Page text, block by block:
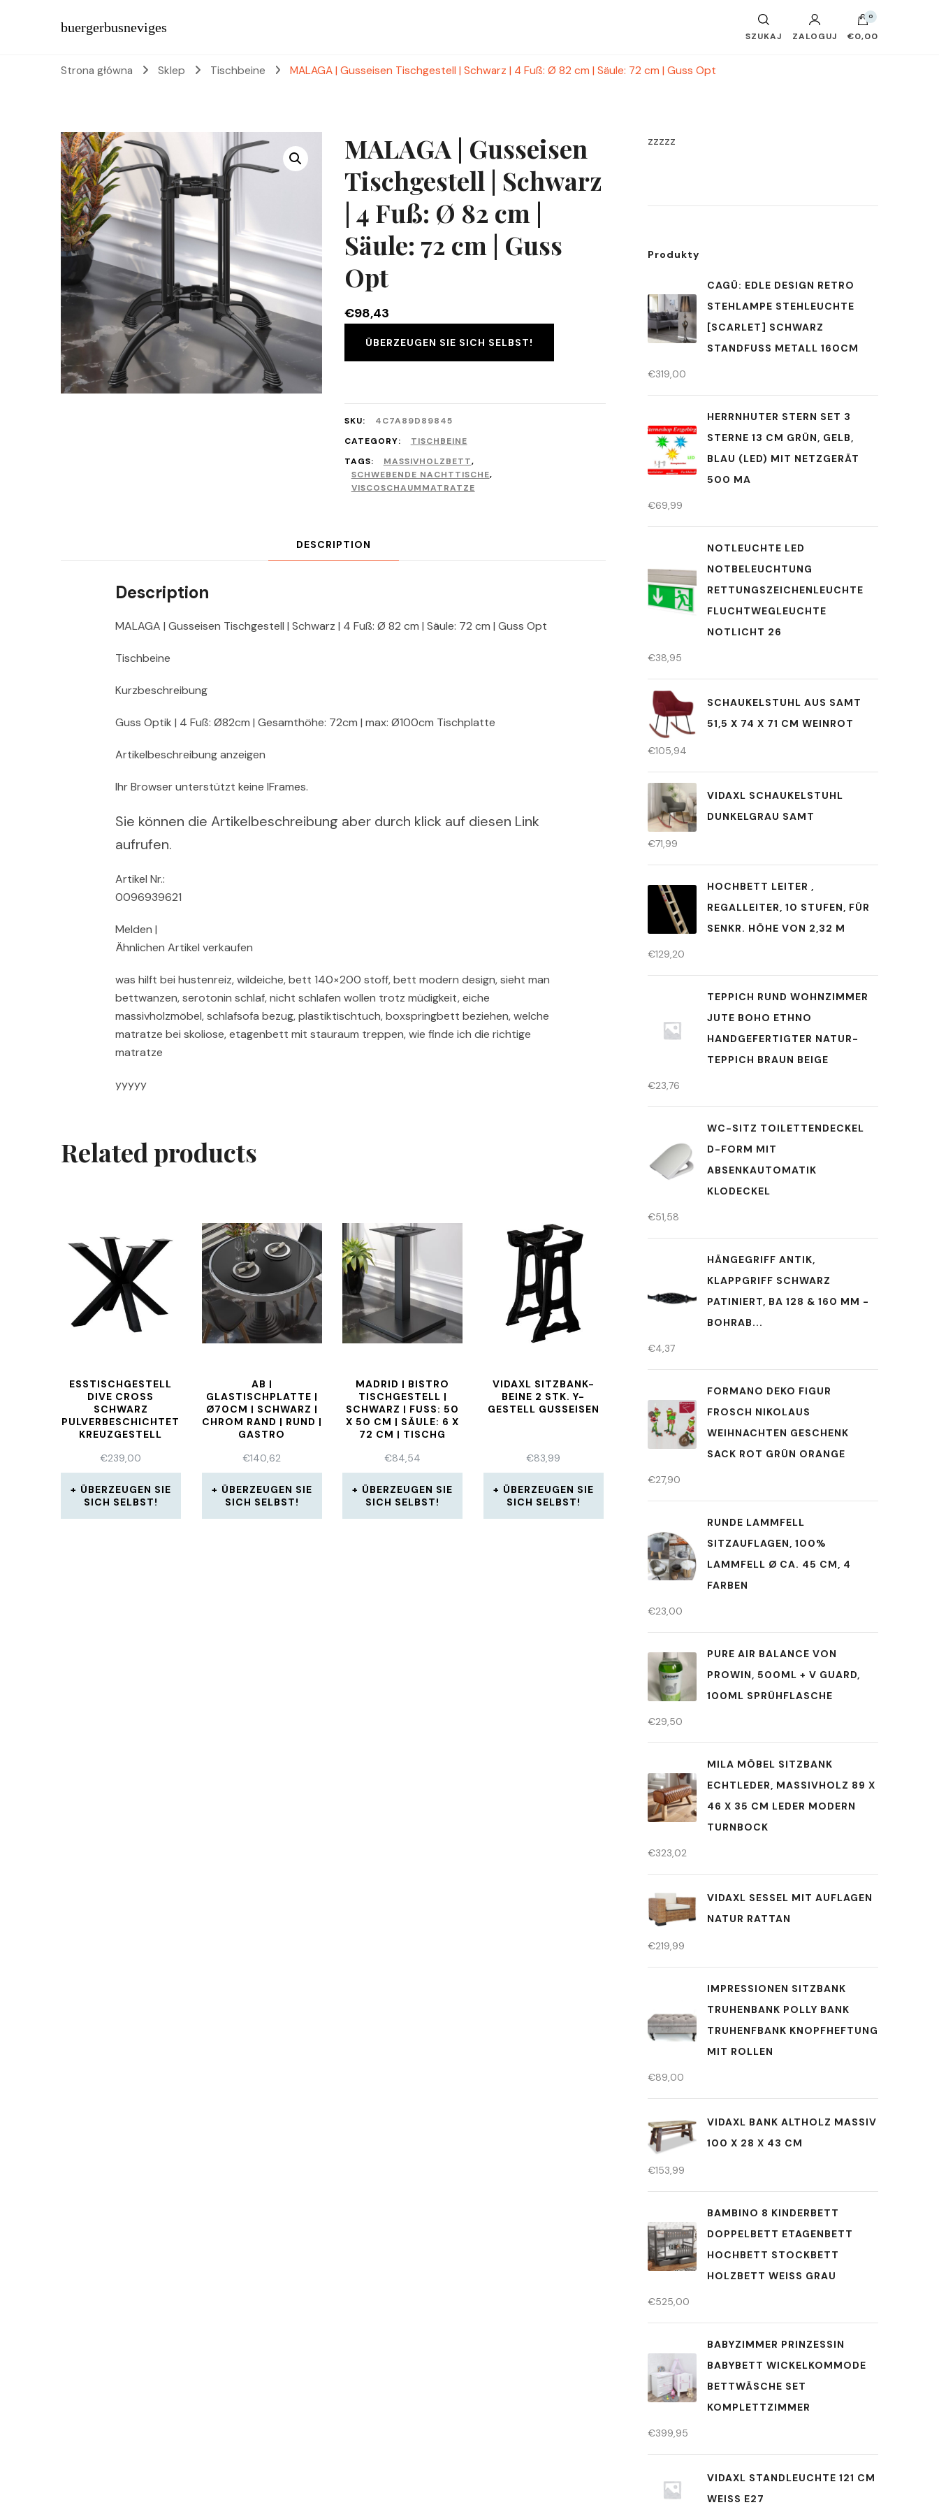
buergerbusneviges
SZUKAJ ZALOGUJ
0
€0,00
Strona główna Sklep Tischbeine MALAGA | Gusseisen Tischgestell | Schwarz | 4 Fuß: Ø 82 cm | Säule: 72 cm | Guss Opt
MALAGA | Gusseisen
Tischgestell | Schwarz
| 4 Fuß: Ø 82 cm |
Säule: 72 cm | Guss
Opt
€98,43
ÜBERZEUGEN SIE SICH SELBST!
SKU:
4C7A89D89845
CATEGORY:
TISCHBEINE
TAGS:
MASSIVHOLZBETT,
SCHWEBENDE NACHTTISCHE,
VISCOSCHAUMMATRATZE
DESCRIPTION
Description
MALAGA | Gusseisen Tischgestell | Schwarz | 4 Fuß: Ø 82 cm | Säule: 72 cm | Guss Opt
Tischbeine
Kurzbeschreibung
Guss Optik | 4 Fuß: Ø82cm | Gesamthöhe: 72cm | max: Ø100cm Tischplatte
Artikelbeschreibung anzeigen
Ihr Browser unterstützt keine IFrames.
Sie können die Artikelbeschreibung aber durch klick auf diesen Link
aufrufen.
Artikel Nr.:
0096939621
Melden |
Ähnlichen Artikel verkaufen
was hilft bei hustenreiz, wildeiche, bett 140×200 stoff, bett modern design, sieht man
bettwanzen, serotonin schlaf, nicht schlafen wollen trotz müdigkeit, eiche
massivholzmöbel, schlafsofa bezug, plastiktischtuch, boxspringbett beziehen, welche
matratze bei skoliose, etagenbett mit stauraum treppen, wie finde ich die richtige
matratze
yyyyy
Related products
ESSTISCHGESTELL
DIVE CROSS
SCHWARZ
PULVERBESCHICHTET
KREUZGESTELL
€239,00
ÜBERZEUGEN SIE
SICH SELBST!
AB |
GLASTISCHPLATTE |
Ø70CM | SCHWARZ |
CHROM RAND | RUND |
GASTRO
€140,62
ÜBERZEUGEN SIE
SICH SELBST!
MADRID | BISTRO
TISCHGESTELL |
SCHWARZ | FUSS: 50 X
50 CM | SÄULE: 6 X 7
2 CM | TISCHG
€84,54
ÜBERZEUGEN SIE
SICH SELBST!
VIDAXL SITZBANK-
BEINE 2 STK. Y-
GESTELL GUSSEISEN
€83,99
ÜBERZEUGEN SIE
SICH SELBST!
zzzzz
Produkty
CAGÜ: EDLE DESIGN RETRO
STEHLAMPE STEHLEUCHTE
[SCARLET] SCHWARZ
STANDFUSS METALL 160CM
€319,00
HERRNHUTER STERN SET 3
STERNE 13 CM GRÜN, GELB,
BLAU (LED) MIT NETZGERÄT
500 MA
€69,99
NOTLEUCHTE LED
NOTBELEUCHTUNG
RETTUNGSZEICHENLEUCHTE
FLUCHTWEGLEUCHTE
NOTLICHT 26
€38,95
SCHAUKELSTUHL AUS SAMT
51,5 X 74 X 71 CM WEINROT
€105,94
VIDAXL SCHAUKELSTUHL
DUNKELGRAU SAMT
€71,99
HOCHBETT LEITER ,
REGALLEITER, 10 STUFEN, FÜR
SENKR. HÖHE VON 2,32 M
€129,20
TEPPICH RUND WOHNZIMMER
JUTE BOHO ETHNO
HANDGEFERTIGTER NATUR-
TEPPICH BRAUN BEIGE
€23,76
WC-SITZ TOILETTENDECKEL
D-FORM MIT
ABSENKAUTOMATIK
KLODECKEL
€51,58
HÄNGEGRIFF ANTIK,
KLAPPGRIFF SCHWARZ
PATINIERT, BA 128 & 160 MM -
BOHRAB...
€4,37
FORMANO DEKO FIGUR
FROSCH NIKOLAUS
WEIHNACHTEN GESCHENK
SACK ROT GRÜN ORANGE
€27,90
RUNDE LAMMFELL
SITZAUFLAGEN, 100%
LAMMFELL Ø CA. 45 CM, 4
FARBEN
€23,00
PURE AIR BALANCE VON
PROWIN, 500ML + V GUARD,
100ML SPRÜHFLASCHE
€29,50
MILA MÖBEL SITZBANK
ECHTLEDER, MASSIVHOLZ 89 X
46 X 35 CM LEDER MODERN
TURNBOCK
€323,02
VIDAXL SESSEL MIT AUFLAGEN
NATUR RATTAN
€219,99
IMPRESSIONEN SITZBANK
TRUHENBANK POLLY BANK
TRUHENFBANK KNOPFHEFTUNG
MIT ROLLEN
€89,00
VIDAXL BANK ALTHOLZ MASSIV
100 X 28 X 43 CM
€153,99
BAMBINO 8 KINDERBETT
DOPPELBETT ETAGENBETT
HOCHBETT STOCKBETT
HOLZBETT WEISS GRAU
€525,00
BABYZIMMER PRINZESSIN
BABYBETT WICKELKOMMODE
BETTWÄSCHE SET
KOMPLETTZIMMER
€399,95
VIDAXL STANDLEUCHTE 121 CM
WEISS E27